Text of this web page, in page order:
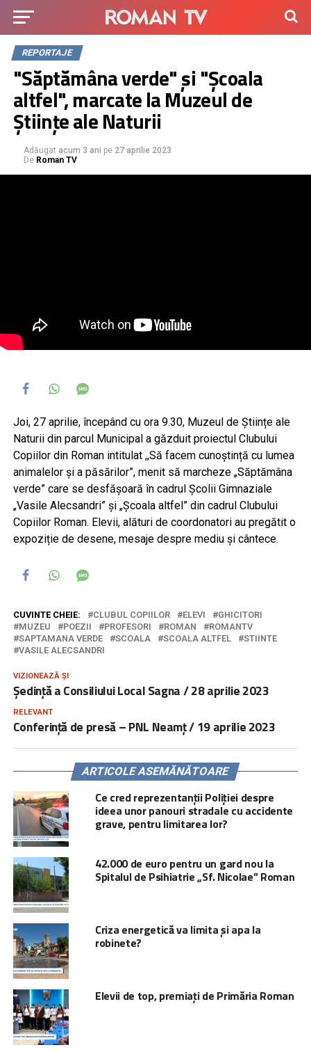
REPORTAJE
"Săptămâna verde" și "Școala
altfel", marcate la Muzeul de
Științe ale Naturii
Adăugat acum 3 ani pe 27 aprilie 2023
De Roman TV
Joi, 27 aprilie, începând cu ora 9.30, Muzeul de Științe ale
Naturii din parcul Municipal a găzduit proiectul Clubului
Copiilor din Roman intitulat ,,Să facem cunoștință cu lumea
animalelor și a păsărilor”, menit să marcheze „Săptămâna
verde” care se desfășoară în cadrul Școlii Gimnaziale
„Vasile Alecsandri” și „Școala altfel” din cadrul Clubului
Copiilor Roman. Elevii, alături de coordonatori au pregătit o
expoziție de desene, mesaje despre mediu și cântece.
CUVINTE CHEIE: CLUBUL COPIILOR ELEVI
GHICITORI
MUZEU
POEZII PROFESORI ROMAN
ROMANTV
SAPTAMANA VERDE
SCOALA SCOALA ALTFEL
STIINTE
VASILE ALECSANDRI
VIZIONEAZĂ ȘI
Ședință a Consiliului Local Sagna / 28 aprilie 2023
RELEVANT
Conferință de presă – PNL Neamț / 19 aprilie 2023
ARTICOLE ASEMĂNĂTOARE
Ce cred reprezentanții Poliției despre
ideea unor panouri stradale cu accidente
grave, pentru limitarea lor?
42.000 de euro pentru un gard nou la
Spitalul de Psihiatrie „Sf. Nicolae” Roman
Criza energetică va limita și apa la
robinete?
Elevii de top, premiați de Primăria Roman